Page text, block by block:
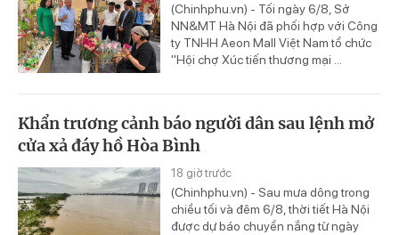
(Chinhphu.vn) - Tối ngày 6/8, Sở
NN&MT Hà Nội đã phối hợp với Công
ty TNHH Aeon Mall Việt Nam tổ chức
"Hội chợ Xúc tiến thương mại ...
Khẩn trương cảnh báo người dân sau lệnh mở
cửa xả đáy hồ Hòa Bình
18 giờ trước
(Chinhphu.vn) - Sau mưa dông trong
chiều tối và đêm 6/8, thời tiết Hà Nội
được dự báo chuyển nắng từ ngày